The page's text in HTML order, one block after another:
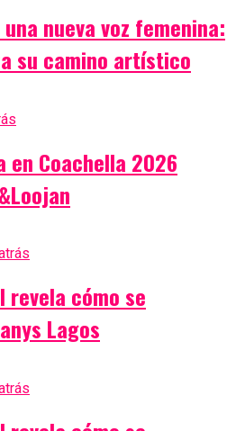
nueva voz femenina:
su camino artístico
Coachella 2026
revela cómo se
Lagos